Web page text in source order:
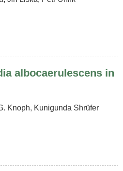
albocaerulescens in
Knoph, Kunigunda Shrüfer